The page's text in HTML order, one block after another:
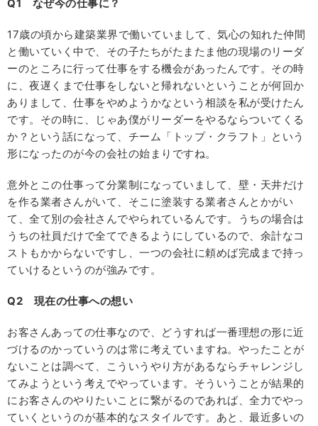
Q1 なぜ今の仕事に？
17歳の頃から建築業界で働いていまして、気心の知れた仲間
と働いていく中で、その子たちがたまたま他の現場のリーダ
ーのところに行って仕事をする機会があったんです。その時
に、夜遅くまで仕事をしないと帰れないということが何回か
ありまして、仕事をやめようかなという相談を私が受けたん
です。その時に、じゃあ僕がリーダーをやるならついてくる
か？という話になって、チーム「トップ・クラフト」という
形になったのが今の会社の始まりですね。
意外とこの仕事って分業制になっていまして、壁・天井だけ
を作る業者さんがいて、そこに塗装する業者さんとかがい
て、全て別の会社さんでやられているんです。うちの場合は
うちの社員だけで全てできるようにしているので、余計なコ
ストもかからないですし、一つの会社に頼めば完成まで持っ
ていけるというのが強みです。
Q2 現在の仕事への想い
お客さんあっての仕事なので、どうすれば一番理想の形に近
づけるのかっていうのは常に考えていますね。やったことが
ないことは調べて、こういうやり方があるならチャレンジし
てみようという考えでやっています。そういうことが結果的
にお客さんのやりたいことに繋がるのであれば、全力でやっ
ていくというのが基本的なスタイルです。あと、最近多いの